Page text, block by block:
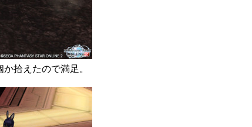
拾えたので満足。